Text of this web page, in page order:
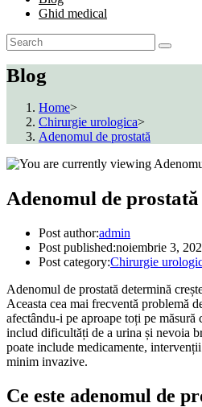
Ghid medical
Blog
Home>
Chirurgie urologica>
Adenomul de prostată
Adenomul de prostată
Post author:admin
Post published:noiembrie 3,
Post category:Chirurgie
Adenomul de prostată determină
Aceasta cea mai frecventă problemă
afectându-i pe aproape toți pe măsură
includ dificultăți de a urina și nevoia
poate include medicamente,
minim invazive.
Ce este adenomul de